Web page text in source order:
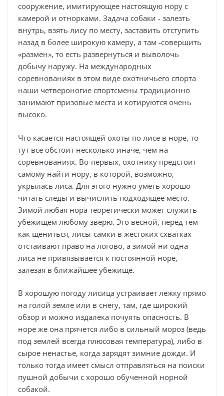
сооружение, имитирующее настоящую нору с
камерой и отнорками. Задача собаки - залезть
внутрь, взять лису по месту, заставить отступить
назад в более широкую камеру, а там -совершить
«размен», то есть развернуться и выволочь
добычу наружу. На международных
соревнованиях в этом виде охотничьего спорта
наши четвероногие спортсмены традиционно
занимают призовые места и котируются очень
высоко.
Что касается настоящей охоты по лисе в норе, то
тут все обстоит несколько иначе, чем на
соревнованиях. Во-первых, охотнику предстоит
самому найти нору, в которой, возможно,
укрылась лиса. Для этого нужно уметь хорошо
читать следы и вычислить подходящее место.
Зимой любая нора теоретически может служить
убежищем любому зверю. Это весной, перед тем
как щениться, лисы-самки в жестоких схватках
отстаивают право на логово, а зимой ни одна
лиса не привязывается к постоянной норе,
залезая в ближайшее убежище.
В хорошую погоду лисица устраивает лежку прямо
на голой земле или в снегу, там, где широкий
обзор и можно издалека почуять опасность. В
норе же она прячется либо в сильный мороз (ведь
под землей всегда плюсовая температура), либо в
сырое ненастье, когда зарядят зимние дожди. И
только тогда имеет смысл отправляться на поиски
пушной добычи с хорошо обученной норной
собакой.